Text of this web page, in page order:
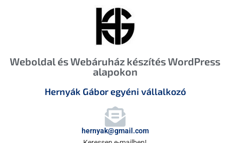
Weboldal és Webáruház készítés WordPress
alapokon
Hernyák Gábor egyéni vállalkozó
hernyak@gmail.com